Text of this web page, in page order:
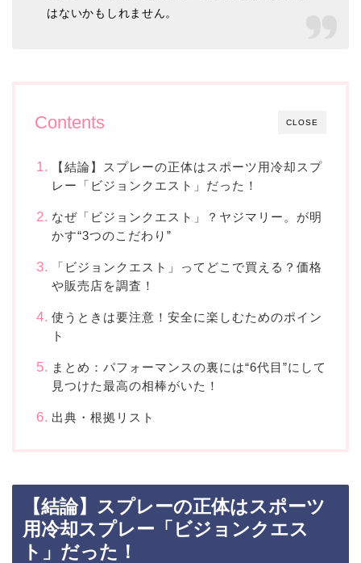
はないかもしれません。
CLOSE
Contents
【結論】スプレーの正体はスポーツ用冷却スプ
レー「ビジョンクエスト」だった！
なぜ「ビジョンクエスト」？ヤジマリー。が明
かす“3つのこだわり”
「ビジョンクエスト」ってどこで買える？価格
や販売店を調査！
使うときは要注意！安全に楽しむためのポイン
ト
まとめ：パフォーマンスの裏には“6代目”にして
見つけた最高の相棒がいた！
出典・根拠リスト
【結論】スプレーの正体はスポーツ
用冷却スプレー「ビジョンクエス
ト」だった！